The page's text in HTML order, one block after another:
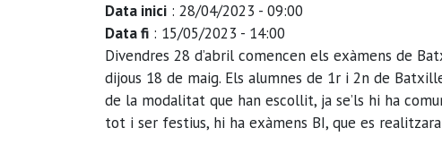
Data inici : 28/04/2023 - 09:00
Data fi : 15/05/2023 - 14:00
Divendres 28 d’abril comencen els exàmens de
dijous 18 de maig. Els alumnes de 1r i 2n de
de la modalitat que han escollit, ja se’ls hi ha
tot i ser festius, hi ha exàmens BI, que es